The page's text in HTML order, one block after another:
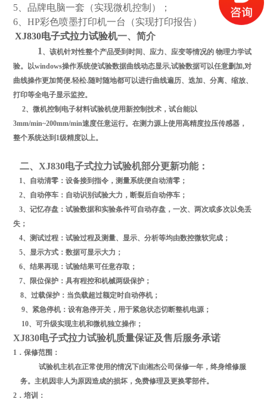
5 、品牌电脑一套（实现微机控制）；
6 、HP彩色喷墨打印机一台（实现打印报告）
XJ830电子式拉力试验机一、简介
1 、该机针对性整个产品受到时间、应力、应变等情况的 物理力学试
验。以windows操作系统使试验数据曲线动态显示,试验数据可以任意删加,对
曲线操作更加简便.轻松.随时随地都可以进行曲线遍历、迭加、分离、缩放、
打印等全电子显示监控。
2、微机控制电子材料试验机使用新控制技术，试台能以
3mm/min~200mm/min速度任意运行。在测力源上使用高精度拉压传感器，
整个系统达到1级精度以上。
二、XJ830电子式拉力试验机部分更新功能：
1、自动清零：设备接到指令，测量系统便自动清零；
2、自动停车：自动识别试验大力，断裂后自动停车；
3、记忆存盘：试验数据和实验条件可自动存盘，一次、两次或多次以免丢
失；
4、测试过程：试验过程及测量、显示、分析等均由数控微软完成；
5、显示方式：数据可显示大力；
6、结果再现：试验结果可任意存取；
7、限位保护：具有程控和机械两级保护；
8、过载保护：当负载超过额定时自动停机；
9、紧急停机：设有急停开关，用于紧急状态切断整机电源；
10、可升级实现主机和微机独立操作；
XJ830电子式拉力试验机质量保证及售后服务承诺
1 ．保修范围：
试验机主机在正常使用的情况下由湘杰公司保修一年，终身维修服
务。主机因非人为原因造成的损坏，免费修理及更换零部件。
2 ．培训：